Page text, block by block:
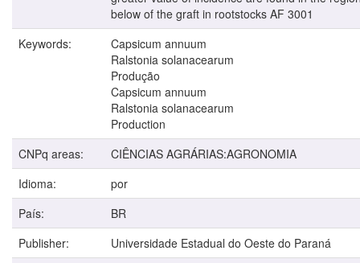
below of the graft in rootstocks AF 3001
Keywords:
Capsicum annuum
Ralstonia solanacearum
Produção
Capsicum annuum
Ralstonia solanacearum
Production
CNPq areas:
CIÊNCIAS AGRÁRIAS:AGRONOMIA
Idioma:
por
País:
BR
Publisher:
Universidade Estadual do Oeste do Paraná